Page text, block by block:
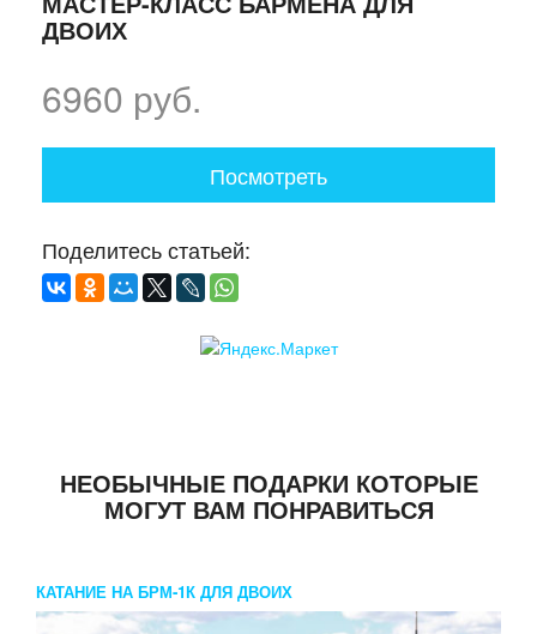
ДВОИХ
6960 руб.
Посмотреть
Поделитесь статьей:
НЕОБЫЧНЫЕ ПОДАРКИ КОТОРЫЕ
МОГУТ ВАМ ПОНРАВИТЬСЯ
КАТАНИЕ НА БРМ-1К ДЛЯ ДВОИХ